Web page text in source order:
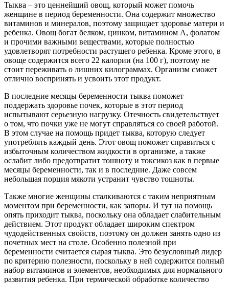
Тыква – это ценнейший овощ, который может помочь
женщине в период беременности. Она содержит множество
витаминов и минералов, поэтому защищает здоровье матери и
ребенка. Овощ богат белком, цинком, витамином A, фолатом
и прочими важными веществами, которые полностью
удовлетворят потребности растущего ребенка. Кроме этого, в
овоще содержится всего 22 калории (на 100 г), поэтому не
стоит переживать о лишних килограммах. Организм сможет
отлично воспринять и усвоить этот продукт.
В последние месяцы беременности тыква поможет
поддержать здоровье почек, которые в этот период
испытывают серьезную нагрузку. Отечность свидетельствует
о том, что почки уже не могут справляться со своей работой.
В этом случае на помощь придет тыква, которую следует
употреблять каждый день. Этот овощ поможет справиться с
избыточным количеством жидкости в организме, а также
ослабит либо предотвратит тошноту и токсикоз как в первые
месяцы беременности, так и в последние. Даже совсем
небольшая порция мякоти устранит чувство тошноты.
Также многие женщины сталкиваются с таким неприятным
моментом при беременности, как запоры. И тут на помощь
опять приходит тыква, поскольку она обладает слабительным
действием. Этот продукт обладает широким спектром
чудодейственных свойств, поэтому он должен занять одно из
почетных мест на столе. Особенно полезной при
беременности считается сырая тыква. Это безусловный лидер
по критерию полезности, поскольку в ней содержится полный
набор витаминов и элементов, необходимых для нормального
развития ребенка. При термической обработке количество